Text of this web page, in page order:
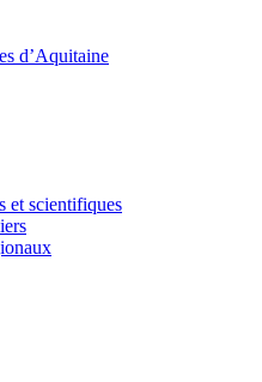
d’Aquitaine
et scientifiques